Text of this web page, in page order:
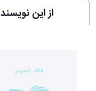
از این